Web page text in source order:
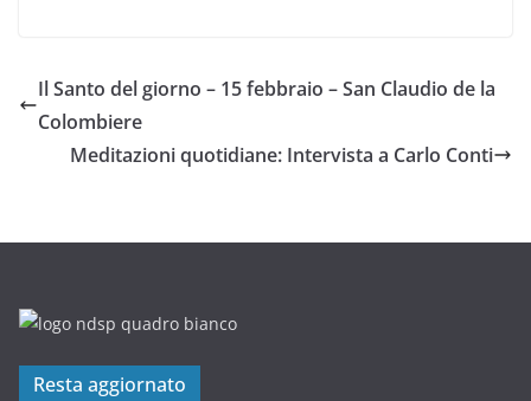
Il Santo del giorno – 15 febbraio – San Claudio de la
Colombiere
Meditazioni quotidiane: Intervista a Carlo Conti
Resta aggiornato